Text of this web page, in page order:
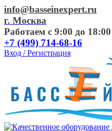
info@basseinexpert.ru
г. Москва
Работаем с 9:00 до 18:00
+7 (499) 714-68-16
Вход / Регистрация